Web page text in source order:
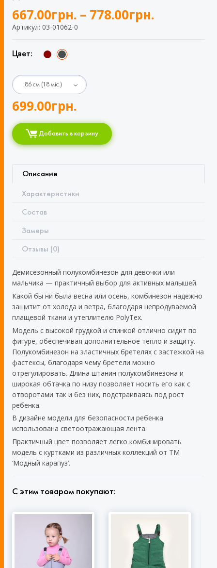
667.00грн. – 778.00грн.
Артикул: 03-01062-0
Цвет:
699.00грн.
Добавить в корзину
Описание
Характеристики
Состав
Замеры
Отзывы (0)
Демисезонный полукомбинезон для девочки или
мальчика — практичный выбор для активных малышей.
Какой бы ни была весна или осень, комбинезон надежно
защитит от холода и ветра, благодаря непродуваемой
плащевой ткани и утеплителю PolyTex.
Модель с высокой грудкой и спинкой отлично сидит по
фигуре, обеспечивая дополнительное тепло и защиту.
Полукомбинезон на эластичных бретелях с застежкой на
фастексы, благодаря чему бретели можно
отрегулировать. Длина штанин полукомбинезона и
широкая обтачка по низу позволяет носить его как с
отворотами так и без них, подстраиваясь под рост
ребенка.
В дизайне модели для безопасности ребенка
использована светоотражающая лента.
Практичный цвет позволяет легко комбинировать
модель с куртками из различных коллекций от ТМ
‘Модный карапуз’.
С этим товаром покупают: